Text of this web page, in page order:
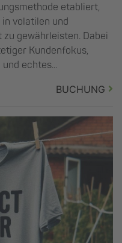
etabliert,
volatilen und
gewährleisten. Dabei
Kundenfokus,
echtes...
BUCHUNG